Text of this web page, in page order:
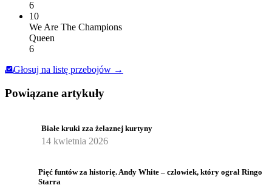
6
10
We Are The Champions
Queen
6
Głosuj na listę przebojów →
Powiązane artykuły
Białe kruki zza żelaznej kurtyny
14 kwietnia 2026
Pięć funtów za historię. Andy White – człowiek, który ograł Ringo
Starra